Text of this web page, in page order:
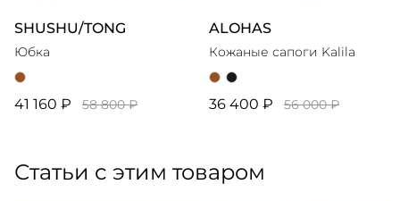
SHUSHU/TONG
Юбка
41 160 ₽ 58 800 ₽
ALOHAS
Кожаные сапоги Kalila
36 400 ₽ 56 000 ₽
Статьи с этим товаром